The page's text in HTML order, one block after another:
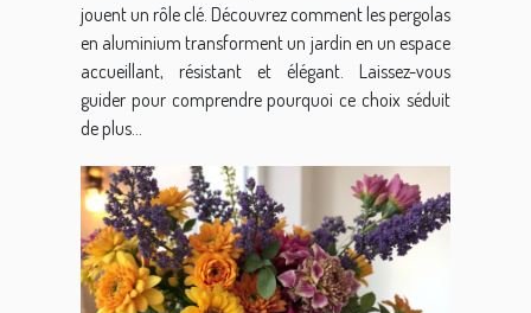
jouent un rôle clé. Découvrez comment les pergolas
en aluminium transforment un jardin en un espace
accueillant, résistant et élégant. Laissez-vous
guider pour comprendre pourquoi ce choix séduit
de plus...